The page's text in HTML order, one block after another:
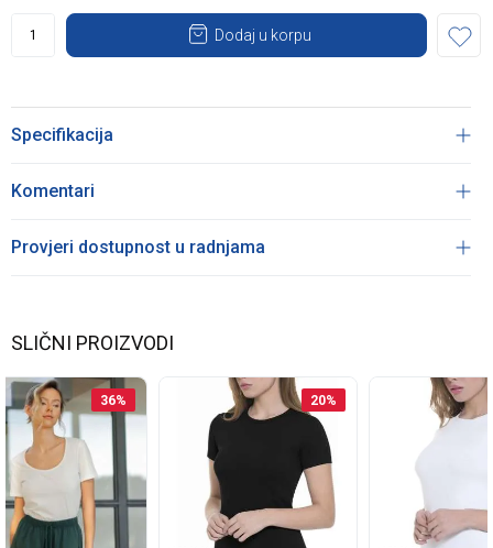
Dodaj u korpu
Specifikacija
Komentari
Provjeri dostupnost u radnjama
SLIČNI PROIZVODI
36% 20%